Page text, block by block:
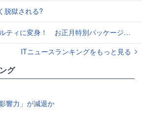
脱獄される?
に変身！ お正月特別パッケージの注文受付開始
ITニュースランキングをもっと見る
グ
響力」が減退か